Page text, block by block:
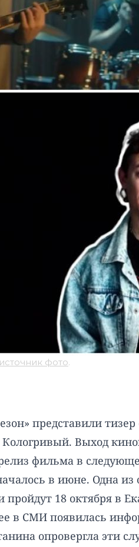
источник фото.
представили
Выход
фильма в
в июне. Одна
18 октября в
в СМИ появилась
опровергла эти